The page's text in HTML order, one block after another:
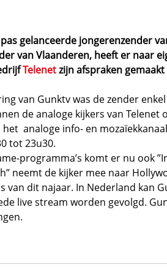
pas gelanceerde jongerenzender
van Vlaanderen, heeft er naar
Telenetzijn afspraken
van Gunktv was de zender
de analoge kijkers van Telenet
het analoge info- en
tot 23u30.
programma’s komt er nu ook
neemt de kijker mee naar
van dit najaar. In Nederland kan
live stream worden gevolgd.